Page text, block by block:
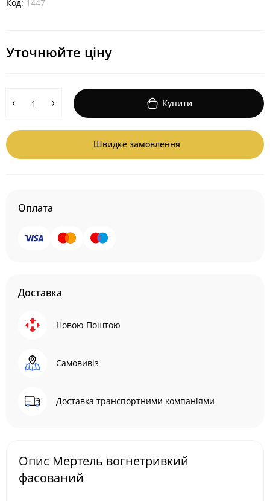
Код: 1447
Уточнюйте ціну
Купити
Швидке замовлення
Оплата
Доставка
Новою Поштою
Самовивіз
Доставка транспортними компаніями
Опис Мертель вогнетривкий
фасований